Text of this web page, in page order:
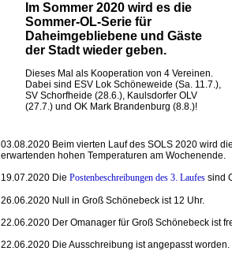
Im Sommer 2020 wird es die
Sommer-OL-Serie für
Daheimgebliebene und Gäste
der Stadt wieder geben.
Dieses Mal als Kooperation von 4 Vereinen.
Dabei sind ESV Lok Schöneweide (Sa. 11.7.),
SV Schorfheide (28.6.), Kaulsdorfer OLV
(27.7.) und OK Mark Brandenburg (8.8.)!
03.08.2020 Beim vierten Lauf des SOLS 2020 wird
erwartenden hohen Temperaturen am Wochenende.
19.07.2020 Die Postenbeschreibungen des 3. Laufes sind
26.06.2020 Null in Groß Schönebeck ist 12 Uhr.
22.06.2020 Der Omanager für Groß Schönebeck ist
22.06.2020 Die Ausschreibung ist angepasst worden.